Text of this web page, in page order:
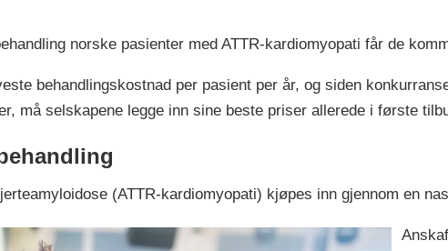
norske pasienter med ATTR-kardiomyopati får de
behandlingskostnad per pasient per år, og siden
må selskapene legge inn sine beste priser allerede i første
(ATTR-kardiomyopati) kjøpes inn gjennom en